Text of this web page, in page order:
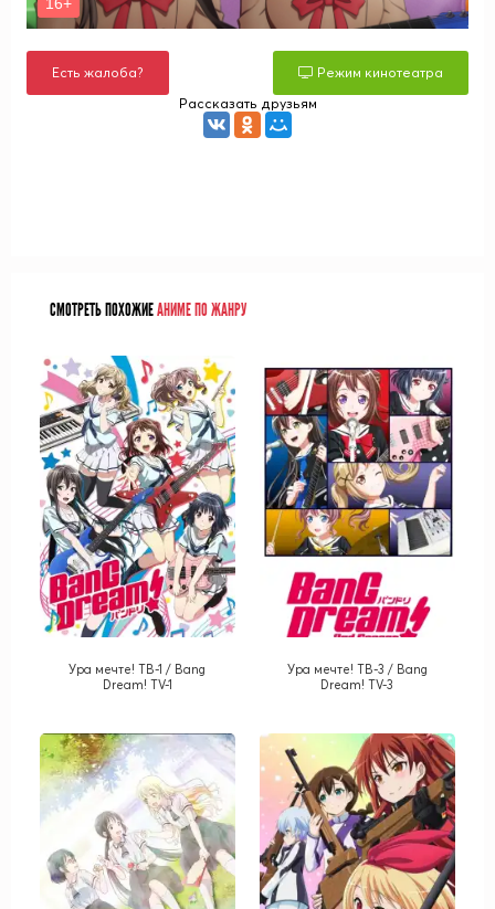
Есть жалоба?
Режим кинотеатра
Рассказать друзьям
СМОТРЕТЬ ПОХОЖИЕАНИМЕ ПО ЖАНРУ
Ура мечте! ТВ-1 / Bang
Dream! TV-1
Ура мечте! ТВ-3 / Bang
Dream! TV-3